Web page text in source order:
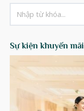
Sự kiện khuyến mãi